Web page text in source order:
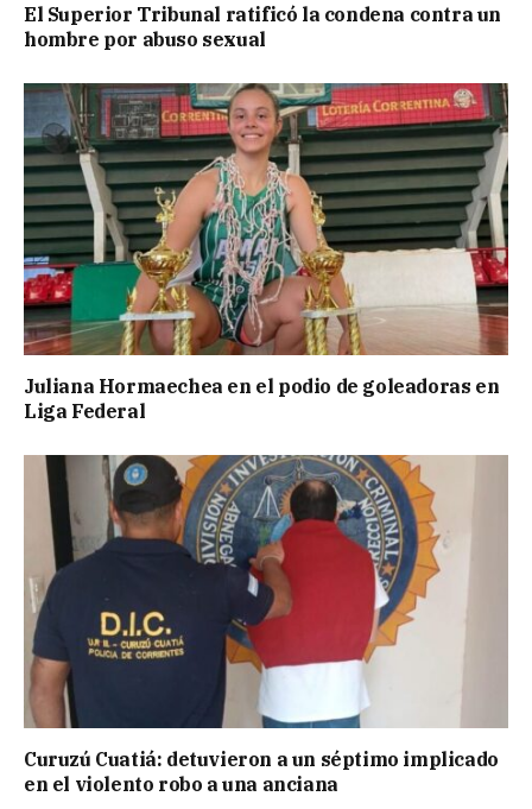
El Superior Tribunal ratificó la condena contra un
hombre por abuso sexual
Juliana Hormaechea en el podio de goleadoras en
Liga Federal
Curuzú Cuatiá: detuvieron a un séptimo implicado
en el violento robo a una anciana